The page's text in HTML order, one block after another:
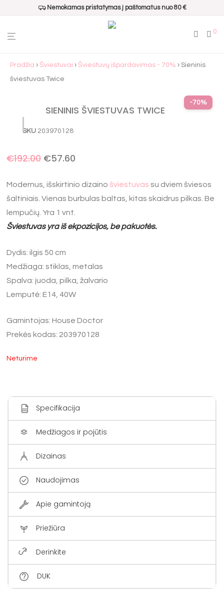
Nemokamas pristatymas į paštomatus nuo 80 €
0
Pradžia › Šviestuvai › Šviestuvų išpardavimas - 70% › Sieninis
šviestuvas Twice
-70%
SIENINIS ŠVIESTUVAS TWICE
SKU 203970128
€192.00 €57.60
Modernus, išskirtinio dizaino šviestuvas su dviem šviesos
šaltiniais. Vienas burbulas baltas, kitas skaidrus pilkas. Be
lempučių. Yra 1 vnt.
Šviestuvas yra iš ekpozicijos, be pakuotės.
Dydis: ilgis 50 cm
Medžiaga: stiklas, metalas
Spalva: juoda, pilka, žalvario
Lemputė: E14, 40W
Gamintojas: House Doctor
Prekės kodas: 203970128
Neturime
Specifikacija
Medžiagos ir pojūtis
Dizainas
Naudojimas
Apie gamintoją
Priežiūra
Derinkite
DUK